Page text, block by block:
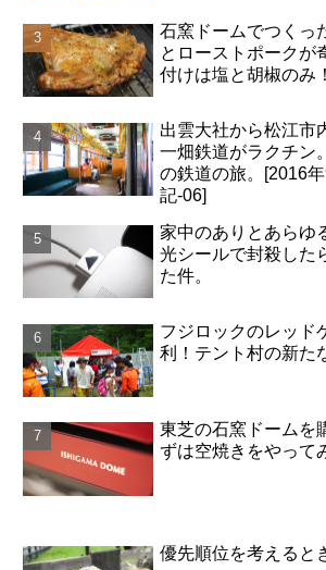
石窯ドームでつくっ
とローストポークが
付けは塩と胡椒のみ！
出雲大社から松江市
一畑鉄道がラクチン
の鉄道の旅。[2016
記-06]
家中のありとあらゆ
光シールで封殺した
た件。
フジロックのレッド
利！テント村の新た
東芝の石窯ドームを
ずは空焼きをやって
優先順位を考えると